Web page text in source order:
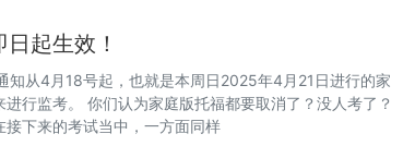
起生效！
知从4月18号起，也就是本周日2025年4月21日进行的家
行监考。 你们认为家庭版托福都要取消了？没人考了？
下来的考试当中，一方面同样